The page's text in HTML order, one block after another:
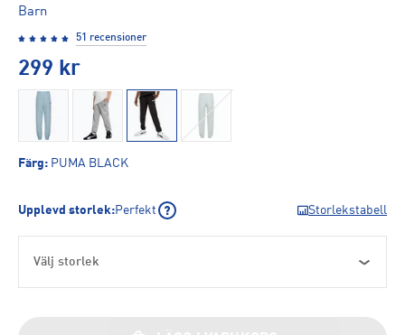
Barn
51 recensioner
299 kr
Färg: PUMA BLACK
Upplevd storlek:Perfekt Storlekstabell
Välj storlek